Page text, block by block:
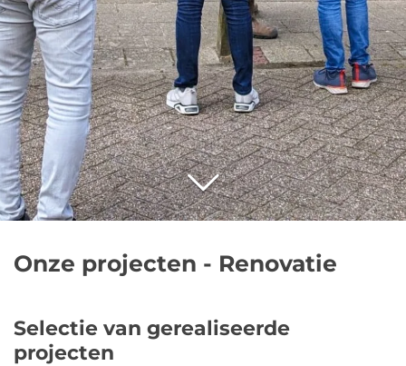
Onze projecten - Renovatie
Selectie van gerealiseerde
projecten